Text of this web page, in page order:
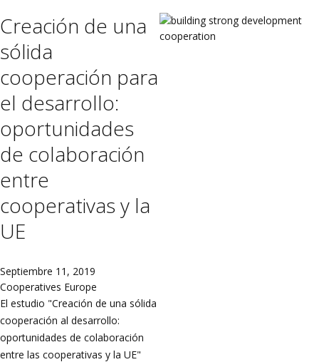
Creación de una
sólida
cooperación para
el desarrollo:
oportunidades
de colaboración
entre
cooperativas y la
UE
Septiembre 11, 2019
Cooperatives Europe
El estudio "Creación de una sólida
cooperación al desarrollo:
oportunidades de colaboración
entre las cooperativas y la UE"